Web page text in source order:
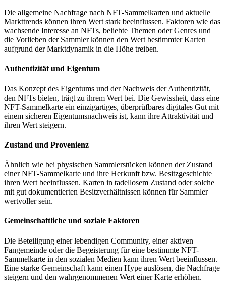
Die allgemeine Nachfrage nach NFT-Sammelkarten und aktuelle
Markttrends können ihren Wert stark beeinflussen. Faktoren wie das
wachsende Interesse an NFTs, beliebte Themen oder Genres und
die Vorlieben der Sammler können den Wert bestimmter Karten
aufgrund der Marktdynamik in die Höhe treiben.
Authentizität und Eigentum
Das Konzept des Eigentums und der Nachweis der Authentizität,
den NFTs bieten, trägt zu ihrem Wert bei. Die Gewissheit, dass eine
NFT-Sammelkarte ein einzigartiges, überprüfbares digitales Gut mit
einem sicheren Eigentumsnachweis ist, kann ihre Attraktivität und
ihren Wert steigern.
Zustand und Provenienz
Ähnlich wie bei physischen Sammlerstücken können der Zustand
einer NFT-Sammelkarte und ihre Herkunft bzw. Besitzgeschichte
ihren Wert beeinflussen. Karten in tadellosem Zustand oder solche
mit gut dokumentierten Besitzverhältnissen können für Sammler
wertvoller sein.
Gemeinschaftliche und soziale Faktoren
Die Beteiligung einer lebendigen Community, einer aktiven
Fangemeinde oder die Begeisterung für eine bestimmte NFT-
Sammelkarte in den sozialen Medien kann ihren Wert beeinflussen.
Eine starke Gemeinschaft kann einen Hype auslösen, die Nachfrage
steigern und den wahrgenommenen Wert einer Karte erhöhen.